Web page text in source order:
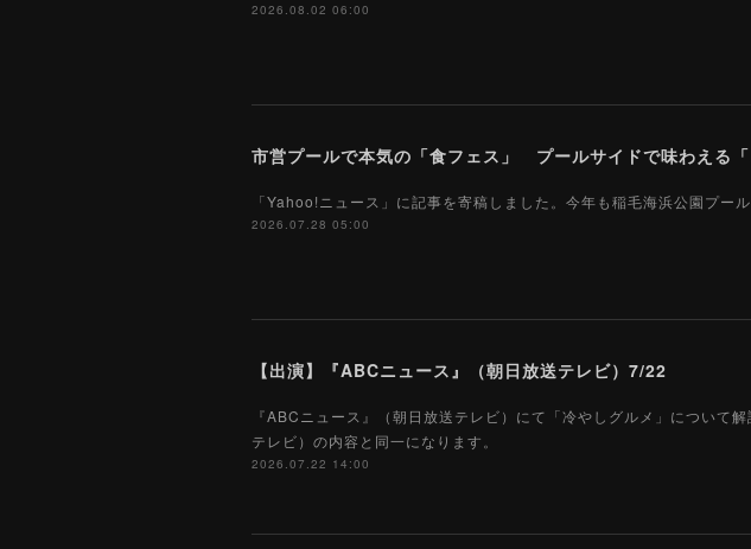
2026.08.02 06:00
市営プールで本気の「食フェス」 プールサイドで味わえる
「Yahoo!ニュース」に記事を寄稿しました。今年も稲毛海浜公園プー
2026.07.28 05:00
【出演】『ABCニュース』（朝日放送テレビ）7/22
『ABCニュース』（朝日放送テレビ）にて「冷やしグルメ」につい
テレビ）の内容と同一になります。
2026.07.22 14:00